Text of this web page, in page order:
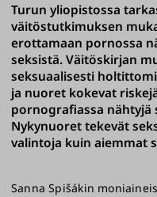
Turun yliopistossa
väitöstutkimuksen
erottamaan pornossa
seksistä. Väitöskirjan
seksuaalisesti
ja nuoret kokevat
pornografiassa nähtyjä
Nykynuoret tekevät
valintoja kuin aiemmat
Sanna Spišákin